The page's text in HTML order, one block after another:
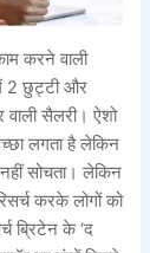
करने वाली
2 छुट्टी और
सैलरी। ऐशो
लगता है लेकिन
सोचता। लेकिन
करके लोगों को
ब्रिटेन के ‘द